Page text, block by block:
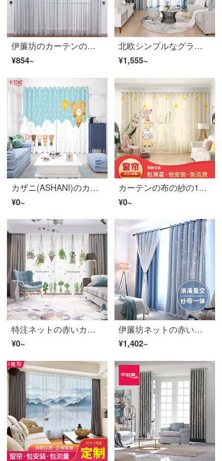
伊簾坊のカーテンの完成品の暗号化に厚いリンネルの麻の糸の絨の純色の寝室の客間にカスタマイズして遮光カーテンの窓の紗の亜麻の絹の絨の2色をつないで灰色の4.0メートルの幅*2.7メートルの高さをつないで穴をあけて式を打って高さを変えます。
¥854~
北欧シンプルなグラデーションの地中海風のカーテンが完成しました。リビングルームの部屋には新鮮な木綿のカーテンがあります。WB 9026高精密遮光ブルーのカーテンが3メートルあります。
¥1,555~
カザニ(ASHANI)のカーテンをカスタマイズしました。ぬいぐるみが可愛いです。象の子供部屋の男の子の新鮮な寝室の遮光カーテンE 0272布。打孔幅は1メートルです。何メートルで撮りますか？
¥0~
カーテンの布の紗の12生肖のネズミの漫画の動物の風格の子供の部屋の寝室の窓を注文して、窓の半分の全遮光の扉のカーテンを揺らして、幼児の早期教育E 0102紗-フックの幅の1メートルの価格/何メートルの撮影を要しますか？
¥0~
特注ネットの赤いカーテンの布の紗北欧の風格のins風の小さい清新なカーテンを注文して、近代的な遮光布の寝室の客間の窓のカーテンのカーテンの仕切りをします。
¥0~
伊簾坊ネットの赤い遮光カーテンinsは星を透かして寝室の少女のフック式の日よけの遮熱日よけ北欧の星空の布青4。.0メートル幅*2.7メートルの穴式は高さを変えられます。
¥1,402~